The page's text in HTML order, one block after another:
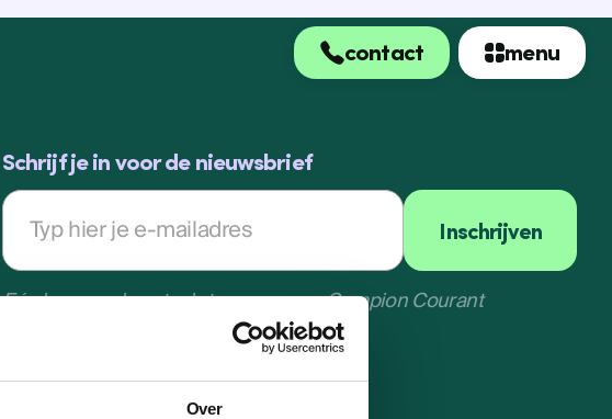
Over
contact
menu
Schrijf je in voor de nieuwsbrief
E-
mailadres Inschrijven
Inschrijven
Eén keer per kwartaal sturen we een Compion Courant